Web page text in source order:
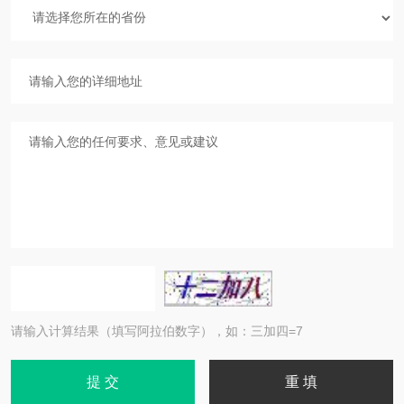
请输入计算结果（填写阿拉伯数字），如：三加四=7